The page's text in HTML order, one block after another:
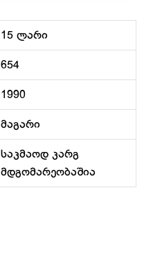
15 ლარი
654
1990
მაგარი
საკმაოდ კარგ
მდგომარეობაშია